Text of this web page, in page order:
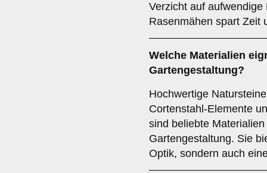
Verzicht auf
Rasenmähen spart Zeit
Welche Materialien
Gartengestaltung?
Hochwertige
Cortenstahl-Elemente
sind beliebte
Gartengestaltung. Sie
Optik, sondern auch